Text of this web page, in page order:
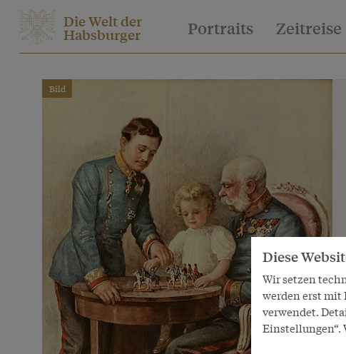
Die Welt der
Habsburger Portraits Zeitreise
Bild
Diese
Wir setzen
werden erst
verwendet.
Einstellungen“.